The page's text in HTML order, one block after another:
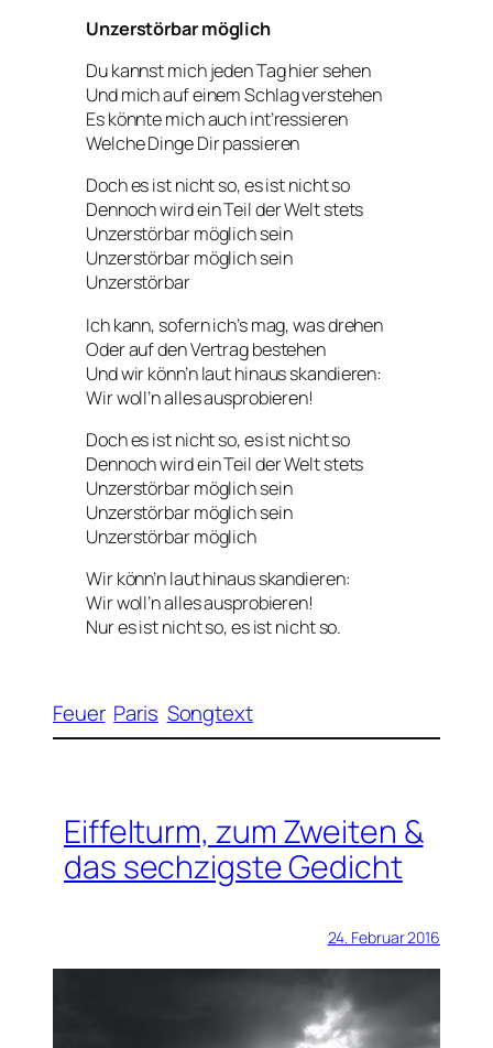
Unzerstörbar möglich
Du kannst mich jeden Tag hier sehen
Und mich auf einem Schlag verstehen
Es könnte mich auch int’ressieren
Welche Dinge Dir passieren
Doch es ist nicht so, es ist nicht so
Dennoch wird ein Teil der Welt stets
Unzerstörbar möglich sein
Unzerstörbar möglich sein
Unzerstörbar
Ich kann, sofern ich’s mag, was drehen
Oder auf den Vertrag bestehen
Und wir könn’n laut hinaus skandieren:
Wir woll’n alles ausprobieren!
Doch es ist nicht so, es ist nicht so
Dennoch wird ein Teil der Welt stets
Unzerstörbar möglich sein
Unzerstörbar möglich sein
Unzerstörbar möglich
Wir könn’n laut hinaus skandieren:
Wir woll’n alles ausprobieren!
Nur es ist nicht so, es ist nicht so.
Feuer Paris Songtext
Eiffelturm, zum Zweiten &
das sechzigste Gedicht
24. Februar 2016